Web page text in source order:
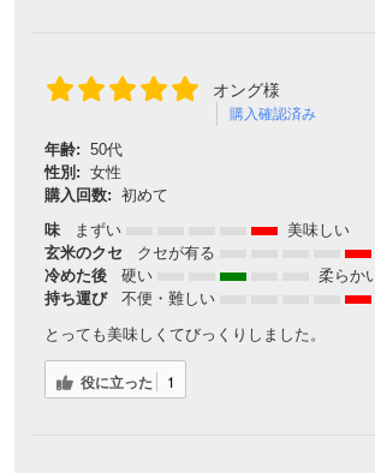
オング様
購入確認済み
年齢: 50代
性別: 女性
購入回数: 初めて
味
まずい
美味しい
玄米のクセ
クセが有る
冷めた後
硬い
柔らか
持ち運び
不便・難しい
とっても美味しくてびっくりしました。
役に立った 1